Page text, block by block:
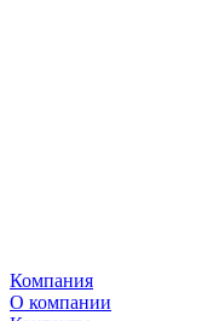
Компания
О компании